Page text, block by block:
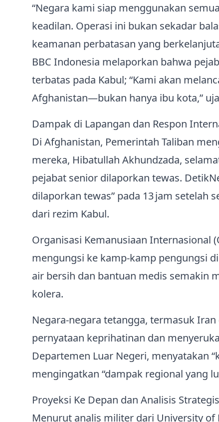
“Negara kami siap menggunakan
keadilan. Operasi ini bukan sekadar
keamanan perbatasan yang
BBC Indonesia melaporkan bahwa
terbatas pada Kabul; “Kami akan
Afghanistan—bukan hanya ibu kota,”
Dampak di Lapangan dan Respon
Di Afghanistan, Pemerintah Taliban
mereka, Hibatullah Akhundzada,
pejabat senior dilaporkan tewas.
dilaporkan tewas” pada 13 jam setelah
dari rezim Kabul.
Organisasi Kemanusiaan Internasional
mengungsi ke kamp-kamp pengungsi
air bersih dan bantuan medis semakin
kolera.
Negara‑negara tetangga, termasuk
pernyataan keprihatinan dan
Departemen Luar Negeri, menyatakan
mengingatkan “dampak regional yang
Proyeksi Ke Depan dan Analisis Strategis
Menurut analis militer dari University of